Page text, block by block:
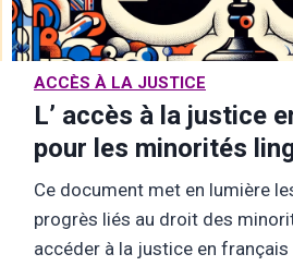
ACCÈS À LA JUSTICE
L’ accès à la justice
pour les minorités
Ce document met en lumière
progrès liés au droit des
accéder à la justice en français